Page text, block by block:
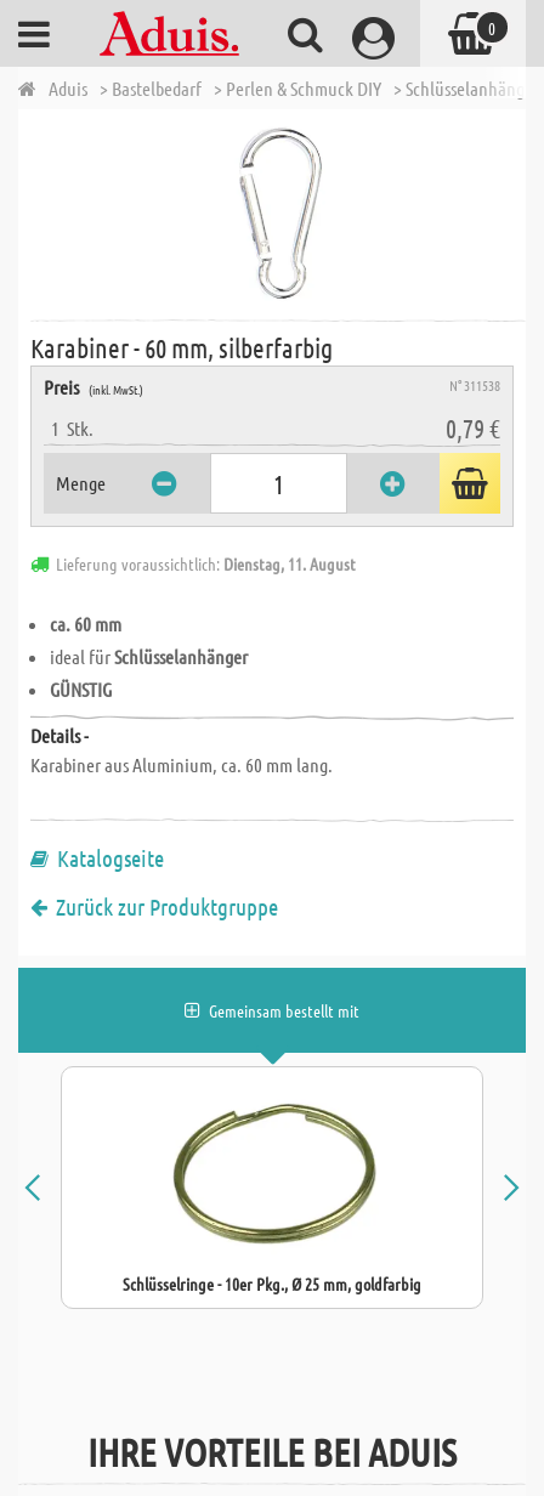
Aduis > Bastelbedarf > Perlen & Schmuck DIY >
Karabiner - 60 mm, silberfarbig
Preis (inkl. MwSt.) N° 311538
1 Stk. 0,79 €
Menge
Lieferung voraussichtlich: Dienstag, 11. August
ca. 60 mm
ideal fürSchlüsselanhänger
GÜNSTIG
Details -
Karabiner aus Aluminium, ca. 60 mm lang.
Katalogseite
Zurück zur Produktgruppe
Gemeinsam bestellt mit
Schlüsselringe - 10er Pkg., Ø 25 mm, goldfarbig
IHRE VORTEILE BEI ADUIS
0